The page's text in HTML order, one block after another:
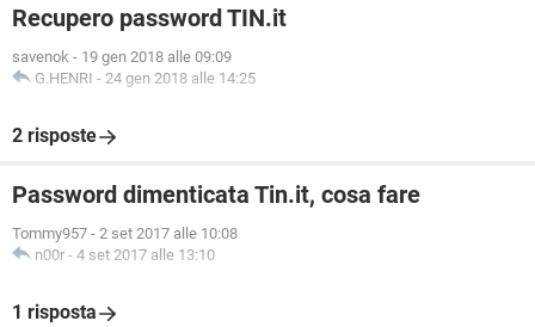
Recupero password TIN.it
savenok - 19 gen 2018 alle 09:09
G.HENRI - 24 gen 2018 alle 14:25
2 risposte
Password dimenticata Tin.it, cosa fare
Tommy957 - 2 set 2017 alle 10:08
n00r - 4 set 2017 alle 13:10
1 risposta